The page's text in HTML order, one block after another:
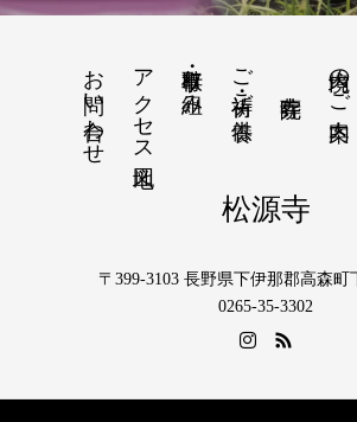
境内のご案内
ご祈祷・ご供養
行事・取り組み
アクセス地図
お問い合わせ
松源寺
〒399-3103 長野県下伊那郡高森町
0265-35-3302